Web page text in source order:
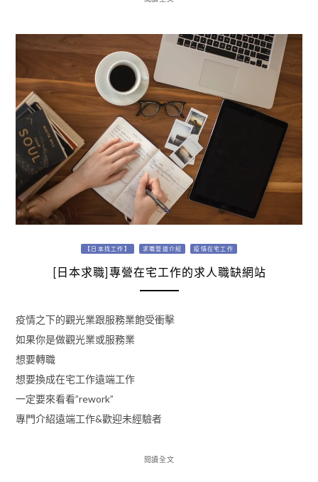
【日本找工作】 求職管道介紹 疫情在宅工作
[日本求職]專營在宅工作的求人職缺網站
疫情之下的觀光業跟服務業飽受衝擊
如果你是做觀光業或服務業
想要轉職
想要換成在宅工作遠端工作
一定要來看看”rework”
專門介紹遠端工作&歡迎未經驗者
閱讀全文